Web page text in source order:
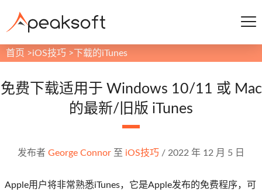
首页 >iOS技巧 > 下载的iTunes
免费下载适用于 Windows 10/11 或 Mac
的最新/旧版 iTunes
发布者 George Connor 至 iOS技巧 / 2022 年 12 月 5 日
Apple用户将非常熟悉iTunes，它是Apple发布的免费程序，可